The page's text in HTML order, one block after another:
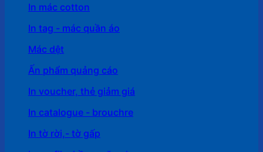
In mác cotton
In tag - mác quần áo
Mác dệt
Ấn phẩm quảng cáo
In voucher, thẻ giảm giá
In catalogue - brouchre
In tờ rời,- tờ gấp